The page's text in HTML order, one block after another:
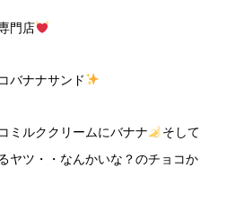
門店
バナナサンド
ミルククリームにバナナ
そして
ヤツ・・なんかいな？のチョコか